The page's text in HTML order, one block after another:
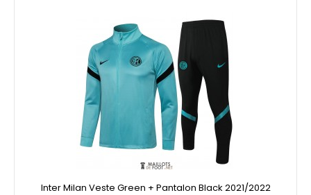
Inter Milan Veste Green + Pantalon Black 2021/2022